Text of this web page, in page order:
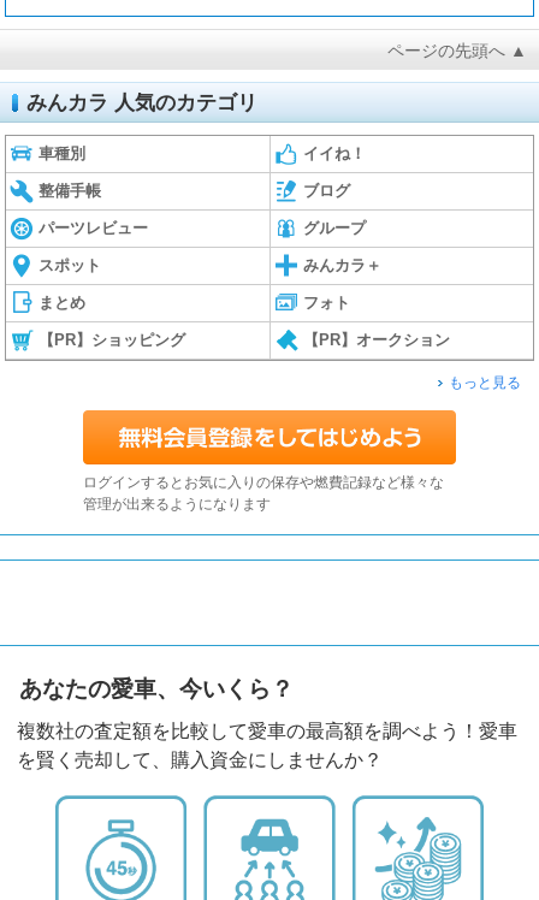
ページの先頭へ ▲
みんカラ 人気のカテゴリ
車種別 イイね！
整備手帳 ブログ
パーツレビュー グループ
スポット みんカラ＋
まとめ フォト
【PR】ショッピング 【PR】オークション
もっと見る
ログインするとお気に入りの保存や燃費記録など様々な
管理が出来るようになります
あなたの愛車、今いくら？
複数社の査定額を比較して愛車の最高額を調べよう！愛車
を賢く売却して、購入資金にしませんか？